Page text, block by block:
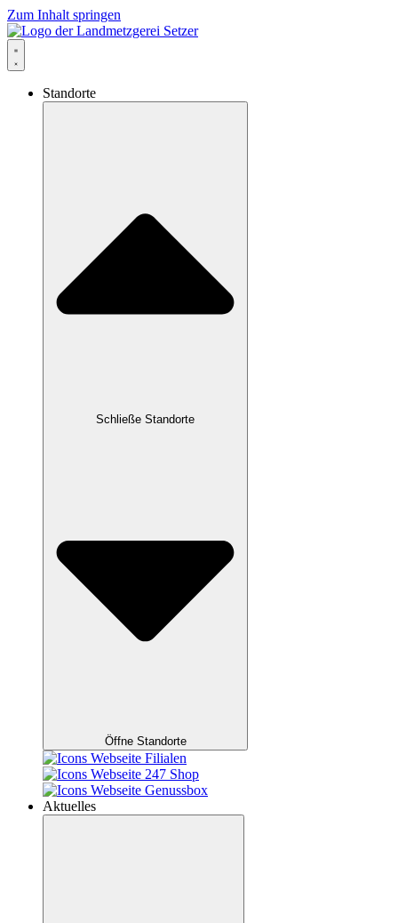
Zum Inhalt springen
Standorte
Schließe Standorte
Öffne Standorte
Aktuelles